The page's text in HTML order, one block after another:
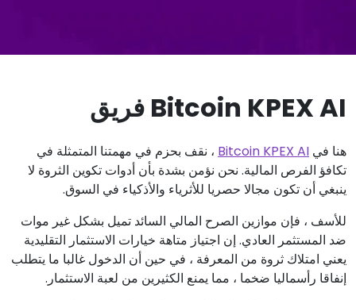
Bitcoin KPEX AI فريق
هنا في Bitcoin KPEX AI ، نقف بحزم في مهمتنا المتمثلة في
تكافؤ الفرص المالية. نحن نؤمن بشدة بأن أدوات تكوين الثروة لا
ينبغي أن تكون مجالا حصريا للأثرياء والأذكياء في السوق.
للأسف ، فإن موازين الصرح المالي السائد تميل بشكل غير موات
ضد المستثمر العادي. إن اجتياز متاهة خيارات الاستثمار التقليدية
يعني امتلاك ثروة من المعرفة ، في حين أن الدخول غالبا ما يتطلب
إنفاقا رأسماليا ضخما ، مما يمنع الكثيرين من لعبة الاستثمار.